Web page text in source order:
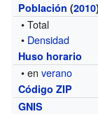
Población (2010)
• Total
• Densidad
Huso horario
• enverano
Código ZIP
GNIS